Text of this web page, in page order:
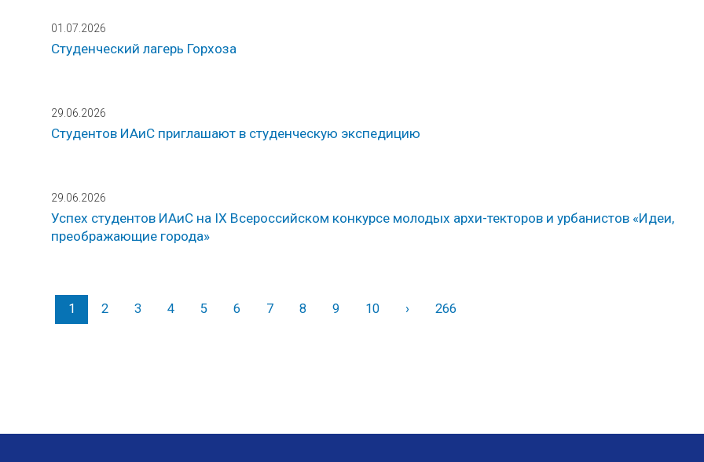
01.07.2026
Студенческий лагерь Горхоза
29.06.2026
Студентов ИАиС приглашают в студенческую экспедицию
29.06.2026
Успех студентов ИАиС на IX Всероссийском конкурсе молодых архи-текторов и урбанистов «Идеи,
преображающие города»
1 2 3 4 5 6 7 8 9 10 ›Вперед
266